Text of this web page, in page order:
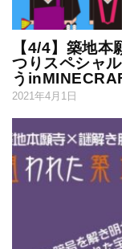
【4/4】築地
つりスペシャ
う
2021年4月1日